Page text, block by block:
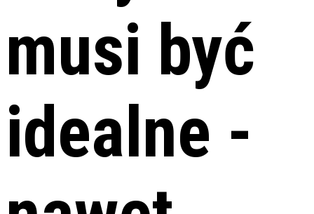
musi być
idealne -